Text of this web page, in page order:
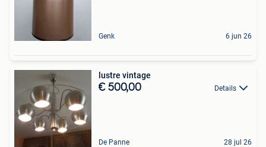
Genk 6 jun 26
lustre vintage
€ 500,00 Details
De Panne 28 jul 26